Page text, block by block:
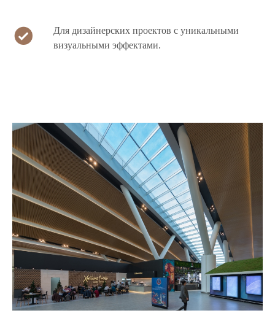
Для дизайнерских проектов с уникальными
визуальными эффектами.